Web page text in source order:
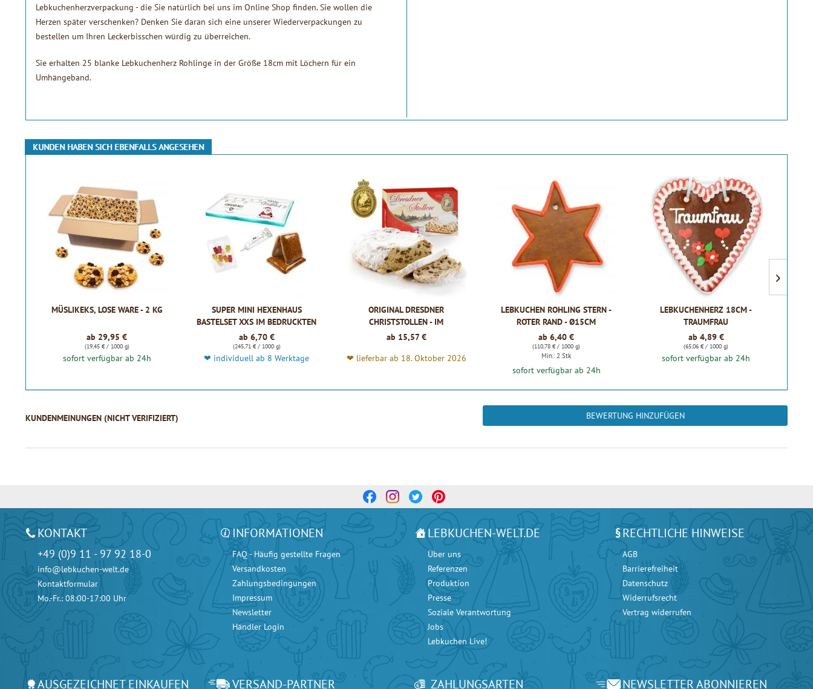
Lebkuchenherzverpackung - die Sie natürlich bei uns im Online Shop finden. Sie wollen die
Herzen später verschenken? Denken Sie daran sich eine unserer Wiederverpackungen zu
bestellen um Ihren Leckerbisschen würdig zu überreichen.
Sie erhalten 25 blanke Lebkuchenherz Rohlinge in der Größe 18cm mit Löchern für ein
Umhängeband.
KUNDEN HABEN SICH EBENFALLS ANGESEHEN
MÜSLIKEKS, LOSE WARE - 2 KG
ab 29,95 €
(19,45 € / 1000 g)
sofort verfügbar ab 24h
SUPER MINI HEXENHAUS
BASTELSET XXS IM BEDRUCKTEN
KARTON
ab 6,70 €
(245,71 € / 1000 g)
❤ individuell ab 8 Werktage
ORIGINAL DRESDNER
CHRISTSTOLLEN - IM
GESCHENKKARTON - 1000G
ab 15,57 €
❤ lieferbar ab 18. Oktober 2026
LEBKUCHEN ROHLING STERN -
ROTER RAND - Ø15CM
ab 6,40 €
(110,78 € / 1000 g)
Min.: 2 Stk
sofort verfügbar ab 24h
LEBKUCHENHERZ 18CM -
TRAUMFRAU
ab 4,89 €
(65,06 € / 1000 g)
sofort verfügbar ab 24h
KUNDENMEINUNGEN (NICHT VERIFIZIERT) BEWERTUNG HINZUFÜGEN
KONTAKT
+49 (0)9 11 - 97 92 18-0
info@lebkuchen-welt.de
Kontaktformular
Mo.-Fr.: 08:00-17:00 Uhr
INFORMATIONEN
FAQ - Häufig gestellte Fragen
Versandkosten
Zahlungsbedingungen
Impressum
Newsletter
Händler Login
LEBKUCHEN-WELT.DE
Über uns
Referenzen
Produktion
Presse
Soziale Verantwortung
Jobs
Lebkuchen Live!
RECHTLICHE HINWEISE
AGB
Barrierefreiheit
Datenschutz
Widerrufsrecht
Vertrag widerrufen
AUSGEZEICHNET EINKAUFEN VERSAND-PARTNER ZAHLUNGSARTEN NEWSLETTER ABONNIEREN